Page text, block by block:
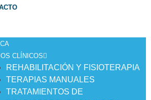
CLÍNICOS
REHABILITACIÓN Y FISIOTERAPIA
TERAPIAS MANUALES
TRATAMIENTOS DE